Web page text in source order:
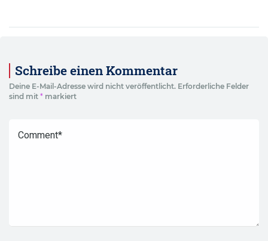
Schreibe einen Kommentar
Deine E-Mail-Adresse wird nicht veröffentlicht. Erforderliche Felder
sind mit * markiert